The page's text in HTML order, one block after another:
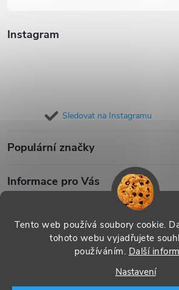
Tento web používá soubory cookie.
tohoto webu vyjadřujete
používáním. Další
Nastavení
Instagram
Sledovat na Instagramu
Populární značky
Informace pro Vás
Copyright 2026 . Všechna
nastavení cookies